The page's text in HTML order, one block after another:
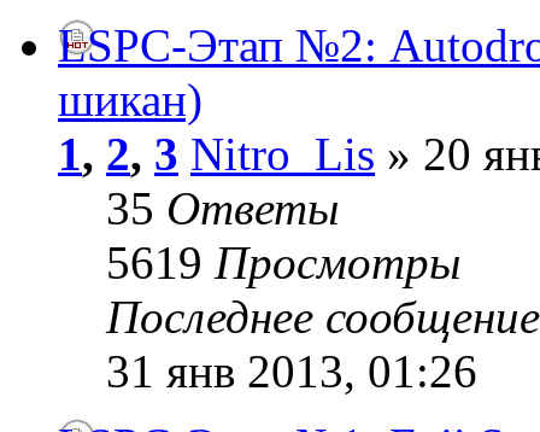
LSPC-Этап №2:
шикан)
1, 2, 3 Nitro_Lis » 20
35 Ответы
5619 Просмотры
Последнее
31 янв 2013, 01:26